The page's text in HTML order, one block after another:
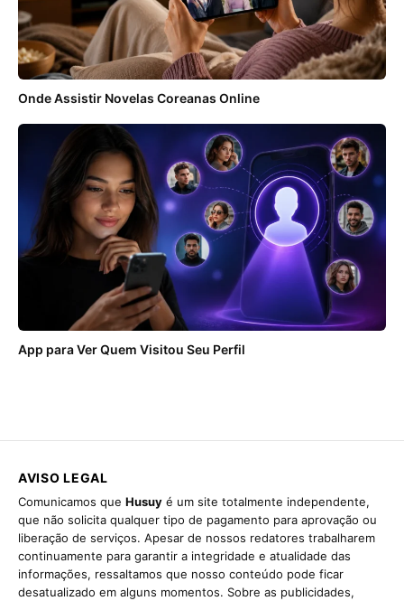
Onde Assistir Novelas Coreanas Online
App para Ver Quem Visitou Seu Perfil
AVISO LEGAL
Comunicamos que Husuy é um site totalmente independente,
que não solicita qualquer tipo de pagamento para aprovação ou
liberação de serviços. Apesar de nossos redatores trabalharem
continuamente para garantir a integridade e atualidade das
informações, ressaltamos que nosso conteúdo pode ficar
desatualizado em alguns momentos. Sobre as publicidades,